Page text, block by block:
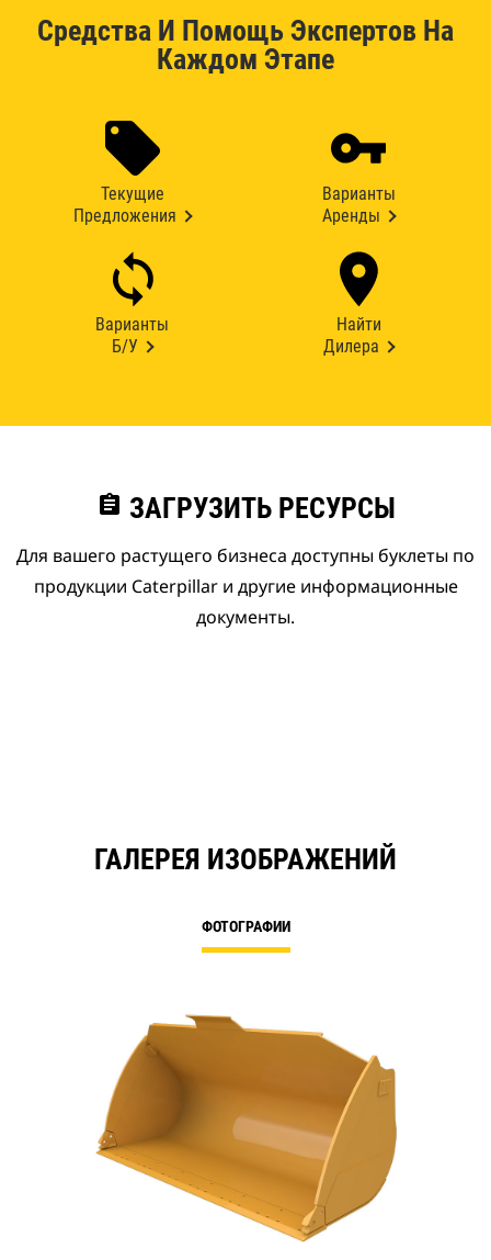
Средства И Помощь Экспертов На
Каждом Этапе
Текущие
Предложения
Варианты
Аренды
Варианты
Б/У
Найти
Дилера
assignment ЗАГРУЗИТЬ РЕСУРСЫ
Для вашего растущего бизнеса доступны буклеты по
продукции Caterpillar и другие информационные
документы.
ГАЛЕРЕЯ ИЗОБРАЖЕНИЙ
ФОТОГРАФИИ